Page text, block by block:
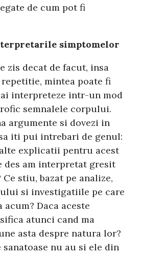
de cum pot fi
simptomelor
zis decat de facut, insa
mintea poate fi
interpreteze intr-un mod
semnalele corpului.
argumente si dovezi in
iti pui intrebari de genul:
explicatii pentru acest
des am interpretat gresit
stiu, bazat pe analize,
si investigatiile pe care
Daca aceste
atunci cand ma
asta despre natura lor?
sanatoase nu au si ele din